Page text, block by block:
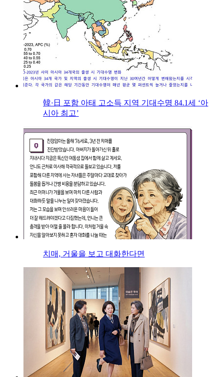
韓·日 포함 아태 고소득 지역 기대수명 84.1세 ‘아
시아 최고’
치매, 거울을 보고 대화한다면